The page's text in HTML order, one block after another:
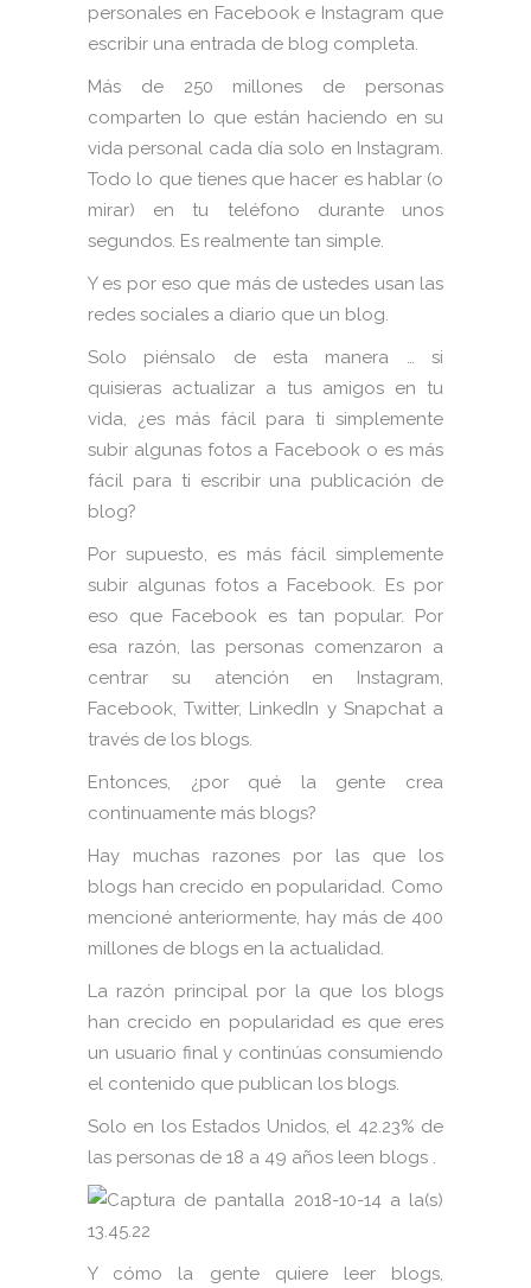
personales en Facebook e Instagram que
escribir una entrada de blog completa.
Más de 250 millones de personas
comparten lo que están haciendo en su
vida personal cada día solo en Instagram.
Todo lo que tienes que hacer es hablar (o
mirar) en tu teléfono durante unos
segundos. Es realmente tan simple.
Y es por eso que más de ustedes usan las
redes sociales a diario que un blog.
Solo piénsalo de esta manera … si
quisieras actualizar a tus amigos en tu
vida, ¿es más fácil para ti simplemente
subir algunas fotos a Facebook o es más
fácil para ti escribir una publicación de
blog?
Por supuesto, es más fácil simplemente
subir algunas fotos a Facebook. Es por
eso que Facebook es tan popular. Por
esa razón, las personas comenzaron a
centrar su atención en Instagram,
Facebook, Twitter, LinkedIn y Snapchat a
través de los blogs.
Entonces, ¿por qué la gente crea
continuamente más blogs?
Hay muchas razones por las que los
blogs han crecido en popularidad. Como
mencioné anteriormente, hay más de 400
millones de blogs en la actualidad.
La razón principal por la que los blogs
han crecido en popularidad es que eres
un usuario final y continúas consumiendo
el contenido que publican los blogs.
Solo en los Estados Unidos, el 42.23% de
las personas de 18 a 49 años leen blogs .
Y cómo la gente quiere leer blogs,